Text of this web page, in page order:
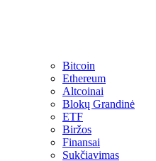
Bitcoin
Ethereum
Altcoinai
Blokų Grandinė
ETF
Biržos
Finansai
Sukčiavimas